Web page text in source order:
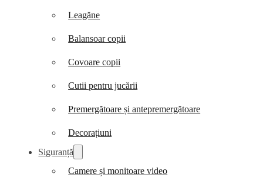
Leagăne
Balansoar copii
Covoare copii
Cutii pentru jucării
Premergătoare și antepremergătoare
Decorațiuni
Siguranță
Camere și monitoare video